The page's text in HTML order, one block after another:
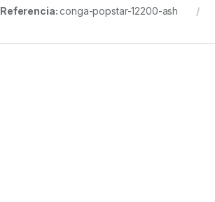
Referencia:conga-popstar-12200-ash